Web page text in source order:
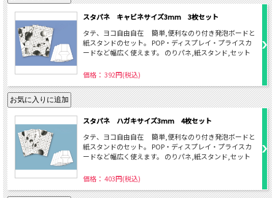
スタパネ キャビネサイズ3mm 3枚セット
タテ、ヨコ自由自在 簡単,便利なのり付き発泡ボードと
紙スタンドのセット。 POP・ディスプレイ・プライスカ
ードなど幅広く使えます。 のりパネ,紙スタンド,セット
価格： 392円(税込)
スタパネ ハガキサイズ3mm 4枚セット
タテ、ヨコ自由自在 簡単,便利なのり付き発泡ボードと
紙スタンドのセット。 POP・ディスプレイ・プライスカ
ードなど幅広く使えます。 のりパネ,紙スタンド,セット
価格： 403円(税込)